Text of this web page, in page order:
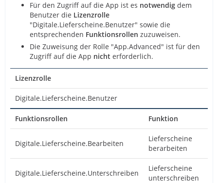
Für den Zugriff auf die App ist es notwendig dem
Benutzer die Lizenzrolle
"Digitale.Lieferscheine.Benutzer" sowie die
entsprechenden Funktionsrollen zuzuweisen.
Die Zuweisung der Rolle "App.Advanced" ist für den
Zugriff auf die App nicht erforderlich.
Lizenzrolle
Digitale.Lieferscheine.Benutzer
Funktionsrollen Funktion
Digitale.Lieferscheine.Bearbeiten
Lieferscheine
berarbeiten
Digitale.Lieferscheine.Unterschreiben
Lieferscheine
unterschreiben